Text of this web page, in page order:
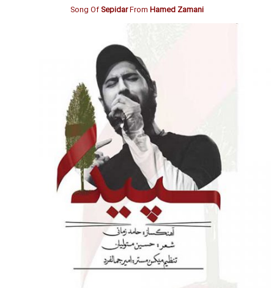
Song Of SepidarFrom Hamed Zamani